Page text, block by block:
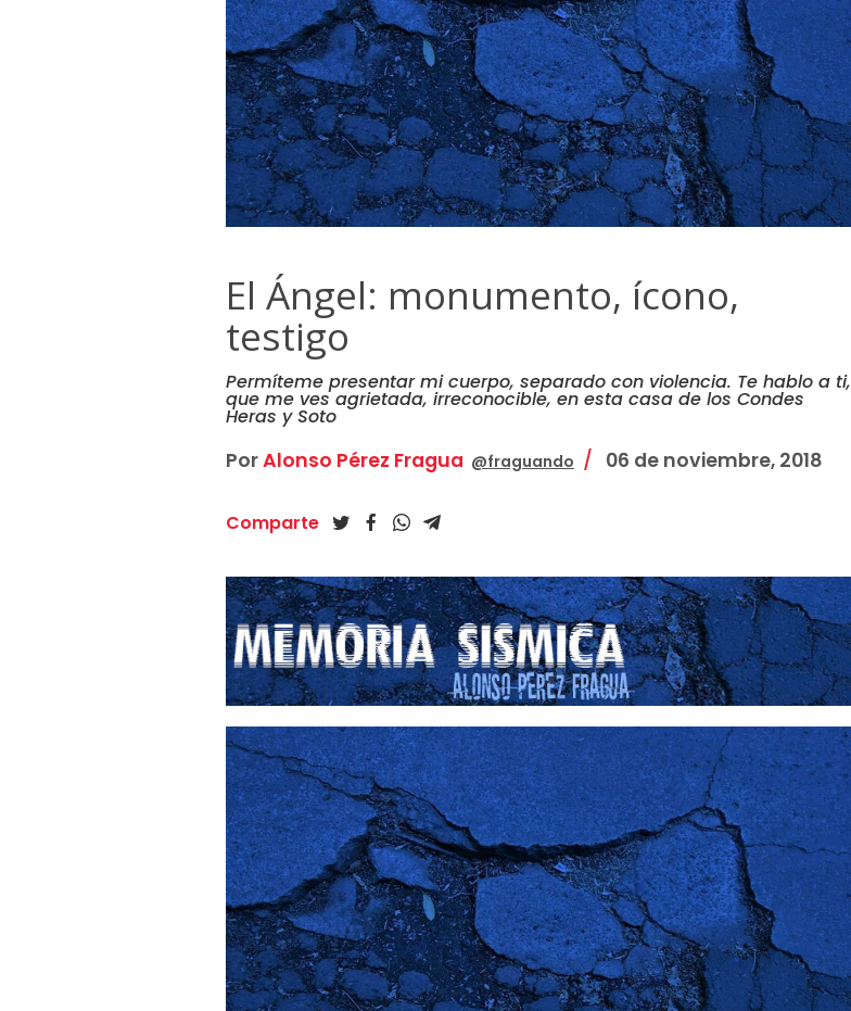
El Ángel: monumento, ícono,
testigo
Permíteme presentar mi cuerpo, separado con violencia. Te hablo a ti,
que me ves agrietada, irreconocible, en esta casa de los Condes
Heras y Soto
PorAlonso Pérez Fragua @fraguando 06 de noviembre, 2018
Comparte